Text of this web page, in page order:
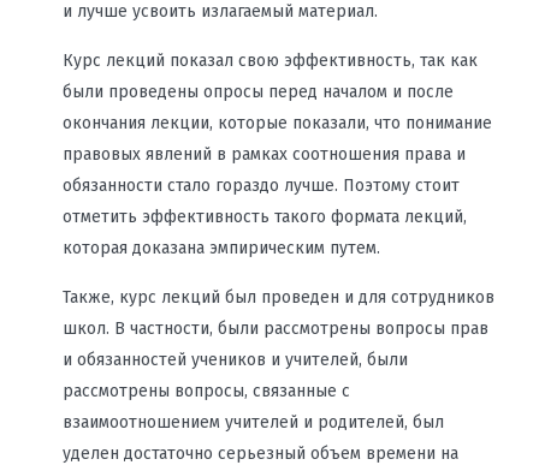
и лучше усвоить излагаемый материал.
Курс лекций показал свою эффективность, так как
были проведены опросы перед началом и после
окончания лекции, которые показали, что понимание
правовых явлений в рамках соотношения права и
обязанности стало гораздо лучше. Поэтому стоит
отметить эффективность такого формата лекций,
которая доказана эмпирическим путем.
Также, курс лекций был проведен и для сотрудников
школ. В частности, были рассмотрены вопросы прав
и обязанностей учеников и учителей, были
рассмотрены вопросы, связанные с
взаимоотношением учителей и родителей, был
уделен достаточно серьезный объем времени на